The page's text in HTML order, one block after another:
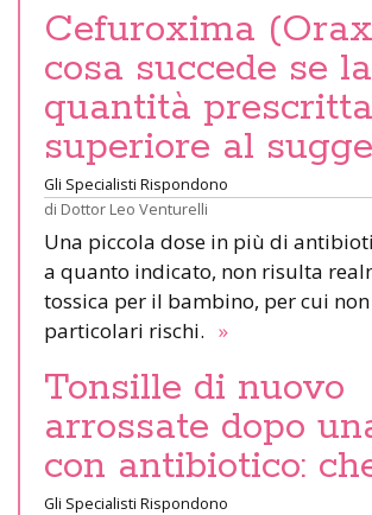
Cefuroxima
cosa succede se la
quantità
superiore al
Gli Specialisti Rispondono
di Dottor Leo Venturelli
Una piccola dose in più di
a quanto indicato, non risulta
tossica per il bambino, per cui
particolari rischi. »
Tonsille di nuovo
arrossate dopo
con antibiotico:
Gli Specialisti Rispondono